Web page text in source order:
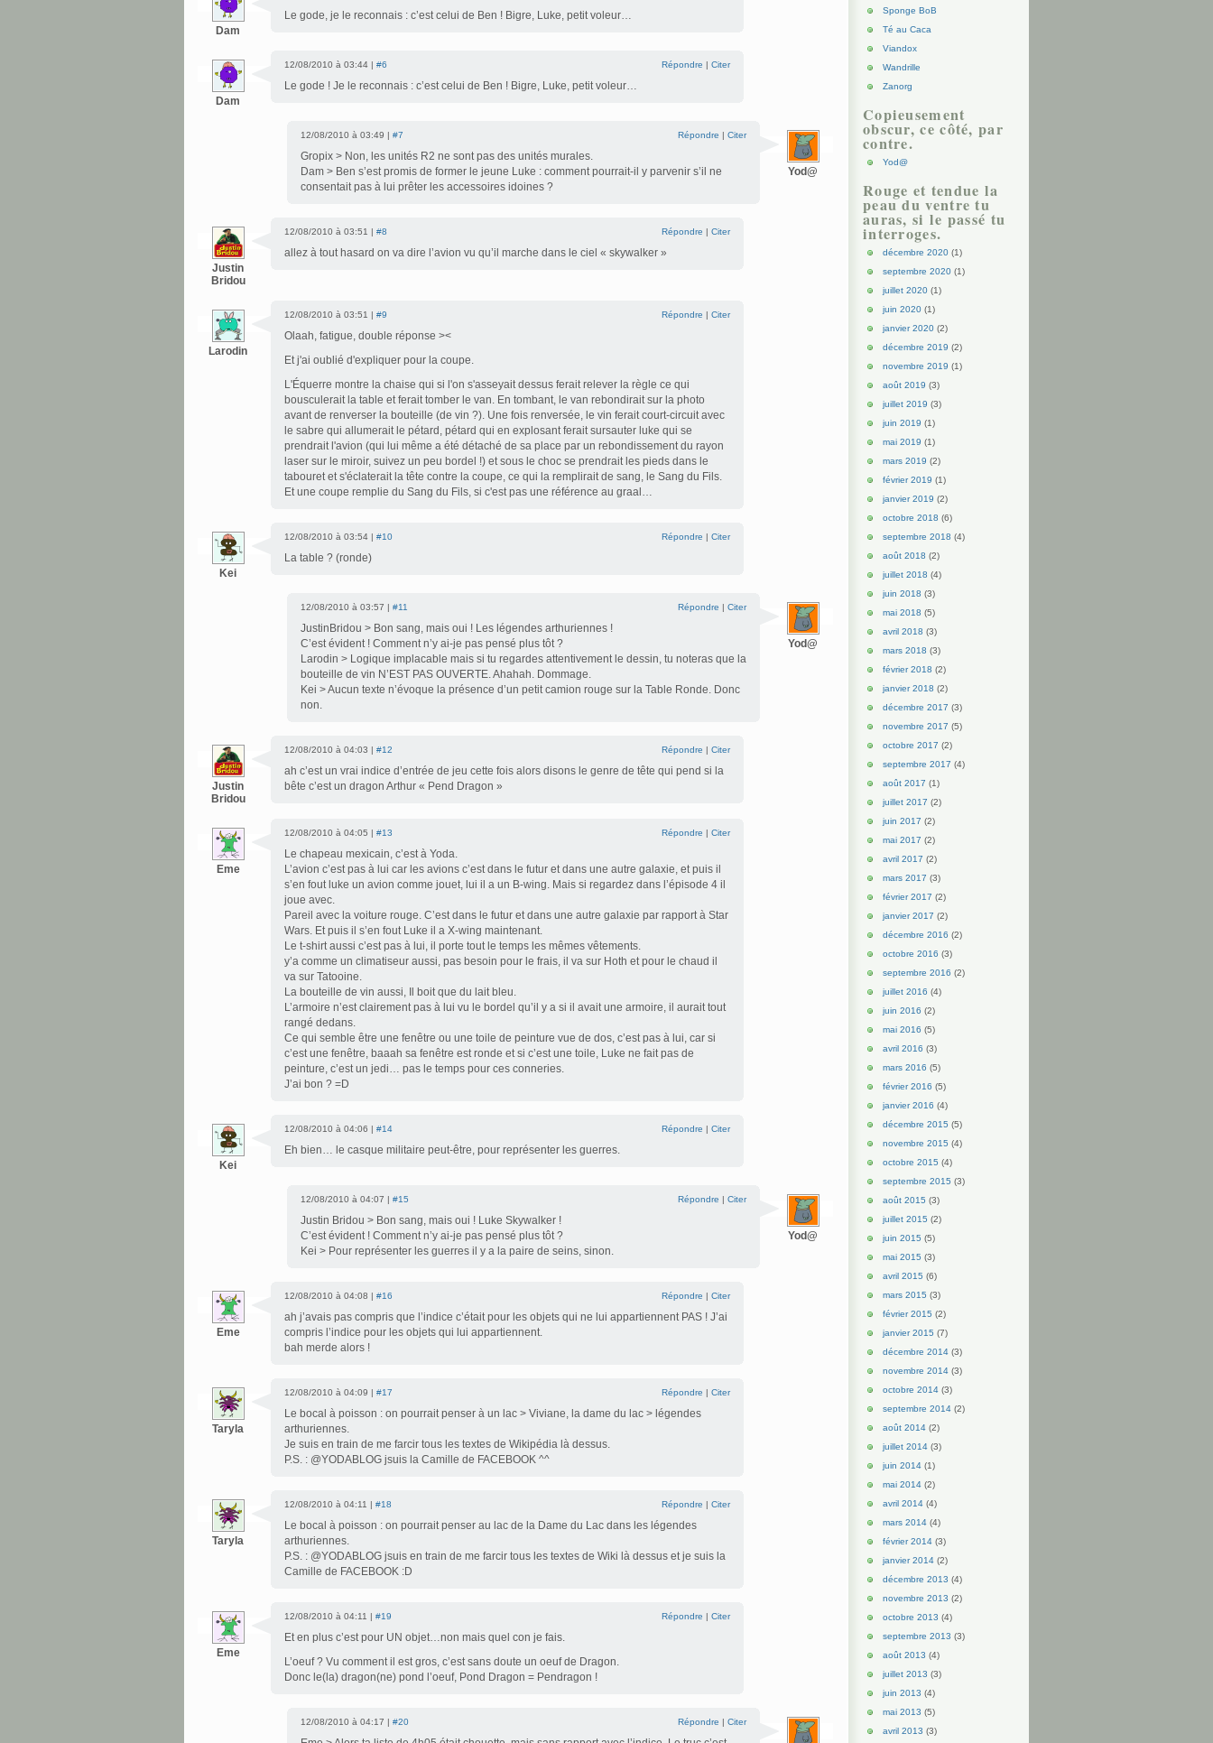
Dam
Le gode, je le reconnais : c’est celui de Ben ! Bigre, Luke, petit voleur…
Dam
12/08/2010 à 03:44 | #6 Répondre | Citer
Le gode ! Je le reconnais : c’est celui de Ben ! Bigre, Luke, petit voleur…
Yod@
12/08/2010 à 03:49 | #7 Répondre | Citer
Gropix > Non, les unités R2 ne sont pas des unités murales.
Dam > Ben s’est promis de former le jeune Luke : comment pourrait-il y parvenir s’il ne
consentait pas à lui prêter les accessoires idoines ?
Justin
Bridou
12/08/2010 à 03:51 | #8 Répondre | Citer
allez à tout hasard on va dire l’avion vu qu’il marche dans le ciel « skywalker »
Larodin
12/08/2010 à 03:51 | #9 Répondre | Citer
Olaah, fatigue, double réponse ><
Et j'ai oublié d'expliquer pour la coupe.
L'Équerre montre la chaise qui si l'on s'asseyait dessus ferait relever la règle ce qui
bousculerait la table et ferait tomber le van. En tombant, le van rebondirait sur la photo
avant de renverser la bouteille (de vin ?). Une fois renversée, le vin ferait court-circuit avec
le sabre qui allumerait le pétard, pétard qui en explosant ferait sursauter luke qui se
prendrait l'avion (qui lui même a été détaché de sa place par un rebondissement du rayon
laser sur le miroir, suivez un peu bordel !) et sous le choc se prendrait les pieds dans le
tabouret et s'éclaterait la tête contre la coupe, ce qui la remplirait de sang, le Sang du Fils.
Et une coupe remplie du Sang du Fils, si c'est pas une référence au graal…
Kei
12/08/2010 à 03:54 | #10 Répondre | Citer
La table ? (ronde)
Yod@
12/08/2010 à 03:57 | #11 Répondre | Citer
JustinBridou > Bon sang, mais oui ! Les légendes arthuriennes !
C’est évident ! Comment n’y ai-je pas pensé plus tôt ?
Larodin > Logique implacable mais si tu regardes attentivement le dessin, tu noteras que la
bouteille de vin N’EST PAS OUVERTE. Ahahah. Dommage.
Kei > Aucun texte n’évoque la présence d’un petit camion rouge sur la Table Ronde. Donc
non.
Justin
Bridou
12/08/2010 à 04:03 | #12 Répondre | Citer
ah c’est un vrai indice d’entrée de jeu cette fois alors disons le genre de tête qui pend si la
bête c’est un dragon Arthur « Pend Dragon »
Eme
12/08/2010 à 04:05 | #13 Répondre | Citer
Le chapeau mexicain, c’est à Yoda.
L’avion c’est pas à lui car les avions c’est dans le futur et dans une autre galaxie, et puis il
s’en fout luke un avion comme jouet, lui il a un B-wing. Mais si regardez dans l’épisode 4 il
joue avec.
Pareil avec la voiture rouge. C’est dans le futur et dans une autre galaxie par rapport à Star
Wars. Et puis il s’en fout Luke il a X-wing maintenant.
Le t-shirt aussi c’est pas à lui, il porte tout le temps les mêmes vêtements.
y’a comme un climatiseur aussi, pas besoin pour le frais, il va sur Hoth et pour le chaud il
va sur Tatooine.
La bouteille de vin aussi, Il boit que du lait bleu.
L’armoire n’est clairement pas à lui vu le bordel qu’il y a si il avait une armoire, il aurait tout
rangé dedans.
Ce qui semble être une fenêtre ou une toile de peinture vue de dos, c’est pas à lui, car si
c’est une fenêtre, baaah sa fenêtre est ronde et si c’est une toile, Luke ne fait pas de
peinture, c’est un jedi… pas le temps pour ces conneries.
J’ai bon ? =D
Kei
12/08/2010 à 04:06 | #14 Répondre | Citer
Eh bien… le casque militaire peut-être, pour représenter les guerres.
Yod@
12/08/2010 à 04:07 | #15 Répondre | Citer
Justin Bridou > Bon sang, mais oui ! Luke Skywalker !
C’est évident ! Comment n’y ai-je pas pensé plus tôt ?
Kei > Pour représenter les guerres il y a la paire de seins, sinon.
Eme
12/08/2010 à 04:08 | #16 Répondre | Citer
ah j’avais pas compris que l’indice c’était pour les objets qui ne lui appartiennent PAS ! J’ai
compris l’indice pour les objets qui lui appartiennent.
bah merde alors !
Taryla
12/08/2010 à 04:09 | #17 Répondre | Citer
Le bocal à poisson : on pourrait penser à un lac > Viviane, la dame du lac > légendes
arthuriennes.
Je suis en train de me farcir tous les textes de Wikipédia là dessus.
P.S. : @YODABLOG jsuis la Camille de FACEBOOK ^^
Taryla
12/08/2010 à 04:11 | #18 Répondre | Citer
Le bocal à poisson : on pourrait penser au lac de la Dame du Lac dans les légendes
arthuriennes.
P.S. : @YODABLOG jsuis en train de me farcir tous les textes de Wiki là dessus et je suis la
Camille de FACEBOOK :D
Eme
12/08/2010 à 04:11 | #19 Répondre | Citer
Et en plus c’est pour UN objet…non mais quel con je fais.
L’oeuf ? Vu comment il est gros, c’est sans doute un oeuf de Dragon.
Donc le(la) dragon(ne) pond l’oeuf, Pond Dragon = Pendragon !
12/08/2010 à 04:17 | #20 Répondre | Citer
Sponge BoB
Té au Caca
Viandox
Wandrille
Zanorg
Copieusement
obscur, ce côté, par
contre.
Yod@
Rouge et tendue la
peau du ventre tu
auras, si le passé tu
interroges.
décembre 2020 (1)
septembre 2020 (1)
juillet 2020 (1)
juin 2020 (1)
janvier 2020 (2)
décembre 2019 (2)
novembre 2019 (1)
août 2019 (3)
juillet 2019 (3)
juin 2019 (1)
mai 2019 (1)
mars 2019 (2)
février 2019 (1)
janvier 2019 (2)
octobre 2018 (6)
septembre 2018 (4)
août 2018 (2)
juillet 2018 (4)
juin 2018 (3)
mai 2018 (5)
avril 2018 (3)
mars 2018 (3)
février 2018 (2)
janvier 2018 (2)
décembre 2017 (3)
novembre 2017 (5)
octobre 2017 (2)
septembre 2017 (4)
août 2017 (1)
juillet 2017 (2)
juin 2017 (2)
mai 2017 (2)
avril 2017 (2)
mars 2017 (3)
février 2017 (2)
janvier 2017 (2)
décembre 2016 (2)
octobre 2016 (3)
septembre 2016 (2)
juillet 2016 (4)
juin 2016 (2)
mai 2016 (5)
avril 2016 (3)
mars 2016 (5)
février 2016 (5)
janvier 2016 (4)
décembre 2015 (5)
novembre 2015 (4)
octobre 2015 (4)
septembre 2015 (3)
août 2015 (3)
juillet 2015 (2)
juin 2015 (5)
mai 2015 (3)
avril 2015 (6)
mars 2015 (3)
février 2015 (2)
janvier 2015 (7)
décembre 2014 (3)
novembre 2014 (3)
octobre 2014 (3)
septembre 2014 (2)
août 2014 (2)
juillet 2014 (3)
juin 2014 (1)
mai 2014 (2)
avril 2014 (4)
mars 2014 (4)
février 2014 (3)
janvier 2014 (2)
décembre 2013 (4)
novembre 2013 (2)
octobre 2013 (4)
septembre 2013 (3)
août 2013 (4)
juillet 2013 (3)
juin 2013 (4)
mai 2013 (5)
avril 2013 (3)